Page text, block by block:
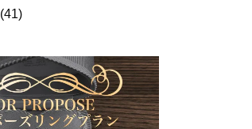
(41)